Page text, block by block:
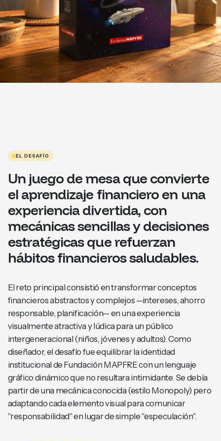
EL DESAFÍO
Un juego de mesa que convierte
el aprendizaje financiero en una
experiencia divertida, con
mecánicas sencillas y decisiones
estratégicas que refuerzan
hábitos financieros saludables.
El reto principal consistió en transformar conceptos
financieros abstractos y complejos —intereses, ahorro
responsable, planificación— en una experiencia
visualmente atractiva y lúdica para un público
intergeneracional (niños, jóvenes y adultos). Como
diseñador, el desafío fue equilibrar la identidad
institucional de Fundación MAPFRE con un lenguaje
gráfico dinámico que no resultara intimidante. Se debía
partir de una mecánica conocida (estilo Monopoly) pero
adaptando cada elemento visual para comunicar
"responsabilidad" en lugar de simple "especulación".